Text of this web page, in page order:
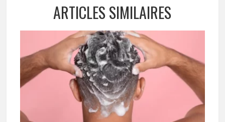
ARTICLES SIMILAIRES